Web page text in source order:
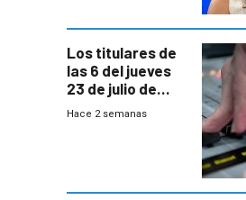
gobierno
Los titulares de
las 6 del jueves
23 de julio de
2026
Hace 2 semanas